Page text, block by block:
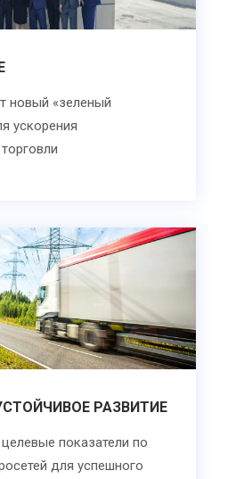
новый «зеленый
ускорения
РАЗВИТИЕ
показатели по
для успешного